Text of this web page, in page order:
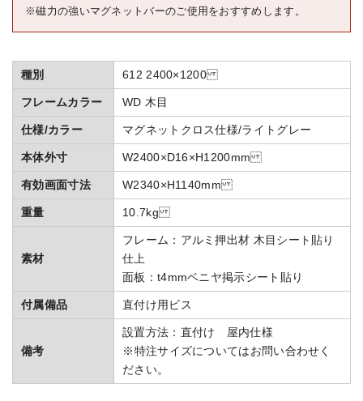
※磁力の強いマグネットバーのご使用をおすすめします。
種別 612 2400×1200
フレームカラー WD 木目
仕様/カラー マグネットクロス仕様/ライトグレー
本体外寸 W2400×D16×H1200mm
有効画面寸法 W2340×H1140mm
重量 10.7kg
素材
フレーム：アルミ押出材 木目シート貼り
仕上
面板：t4mmベニヤ掲示シート貼り
付属備品 直付け用ビス
備考
設置方法：直付け 屋内仕様
※特注サイズについてはお問い合わせく
ださい。